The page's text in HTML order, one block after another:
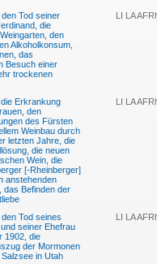
Tod seiner
die
den
Alkoholkonsum,
das
Besuch einer
trockenen
LI LA
Erkrankung
den
des Fürsten
Weinbau durch
letzten Jahre, die
die neuen
Wein, die
[-Rheinberger]
anstehenden
das Befinden der
LI LA
Tod seines
seiner Ehefrau
1902, die
der Mormonen
in Utah
LI LA